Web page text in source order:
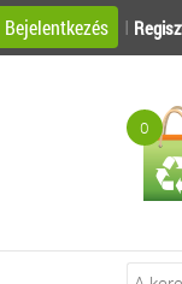
Bejelentkezés I
0